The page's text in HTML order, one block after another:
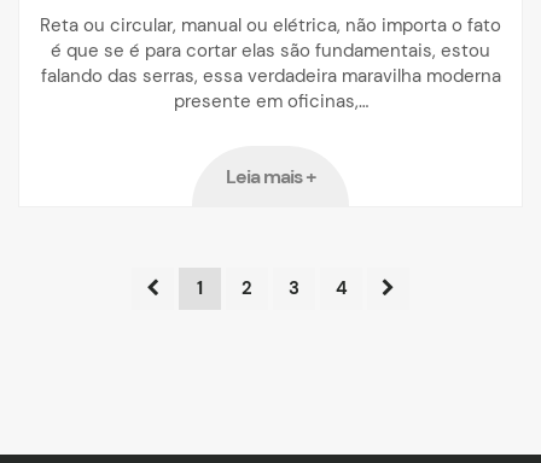
Reta ou circular, manual ou elétrica, não importa o fato
é que se é para cortar elas são fundamentais, estou
falando das serras, essa verdadeira maravilha moderna
presente em oficinas,…
Leia mais +
1 2 3 4